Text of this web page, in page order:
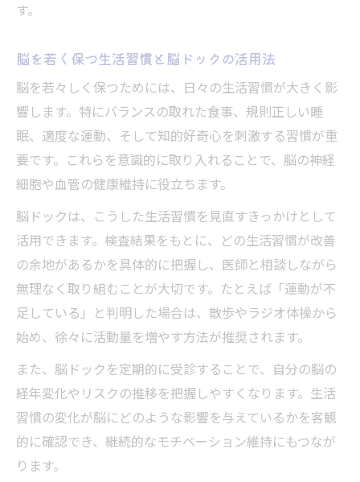
す。
脳を若く保つ生活習慣と脳ドックの活用法
脳を若々しく保つためには、日々の生活習慣が大きく影
響します。特にバランスの取れた食事、規則正しい睡
眠、適度な運動、そして知的好奇心を刺激する習慣が重
要です。これらを意識的に取り入れることで、脳の神経
細胞や血管の健康維持に役立ちます。
脳ドックは、こうした生活習慣を見直すきっかけとして
活用できます。検査結果をもとに、どの生活習慣が改善
の余地があるかを具体的に把握し、医師と相談しながら
無理なく取り組むことが大切です。たとえば「運動が不
足している」と判明した場合は、散歩やラジオ体操から
始め、徐々に活動量を増やす方法が推奨されます。
また、脳ドックを定期的に受診することで、自分の脳の
経年変化やリスクの推移を把握しやすくなります。生活
習慣の変化が脳にどのような影響を与えているかを客観
的に確認でき、継続的なモチベーション維持にもつなが
ります。